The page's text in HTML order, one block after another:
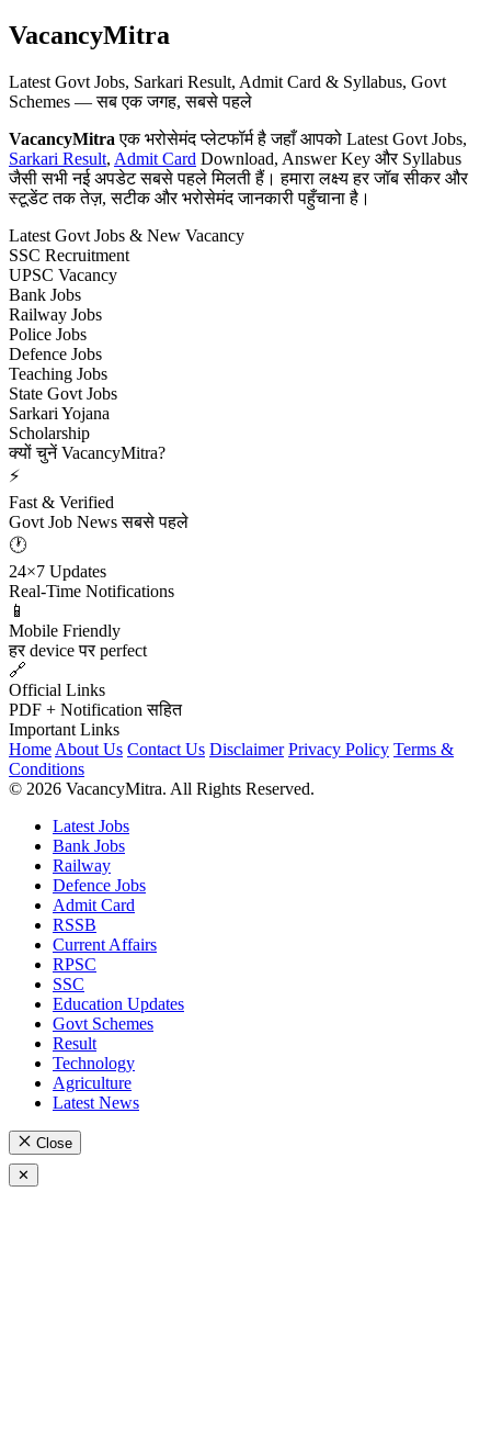
VacancyMitra
Latest Govt Jobs, Sarkari Result, Admit Card & Syllabus, Govt
Schemes — सब एक जगह, सबसे पहले
VacancyMitra एक भरोसेमंद प्लेटफॉर्म है जहाँ आपको Latest Govt Jobs,
Sarkari Result, Admit Card Download, Answer Key और Syllabus
जैसी सभी नई अपडेट सबसे पहले मिलती हैं। हमारा लक्ष्य हर जॉब सीकर और
स्टूडेंट तक तेज़, सटीक और भरोसेमंद जानकारी पहुँचाना है।
Latest Govt Jobs & New Vacancy
SSC Recruitment
UPSC Vacancy
Bank Jobs
Railway Jobs
Police Jobs
Defence Jobs
Teaching Jobs
State Govt Jobs
Sarkari Yojana
Scholarship
क्यों चुनें VacancyMitra?
⚡
Fast & Verified
Govt Job News सबसे पहले
🕐
24×7 Updates
Real-Time Notifications
📱
Mobile Friendly
हर device पर perfect
🔗
Official Links
PDF + Notification सहित
Important Links
Home About Us Contact Us Disclaimer Privacy Policy Terms &
Conditions
© 2026 VacancyMitra. All Rights Reserved.
Latest Jobs
Bank Jobs
Railway
Defence Jobs
Admit Card
RSSB
Current Affairs
RPSC
SSC
Education Updates
Govt Schemes
Result
Technology
Agriculture
Latest News
Close
✕